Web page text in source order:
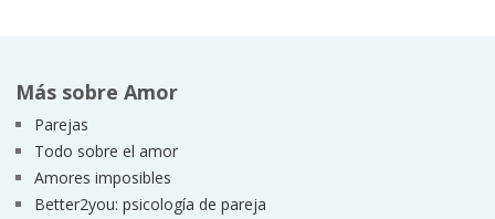
Más sobre Amor
Parejas
Todo sobre el amor
Amores imposibles
Better2you: psicología de pareja